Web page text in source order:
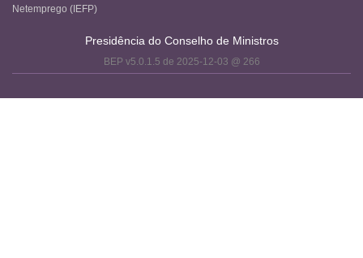
Netemprego (IEFP)
Presidência do Conselho de Ministros
BEP v5.0.1.5 de 2025-12-03 @ 266